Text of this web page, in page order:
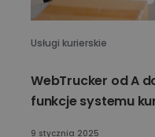
Usługi kurierskie
WebTrucker od A
funkcje systemu
9 stycznia 2025